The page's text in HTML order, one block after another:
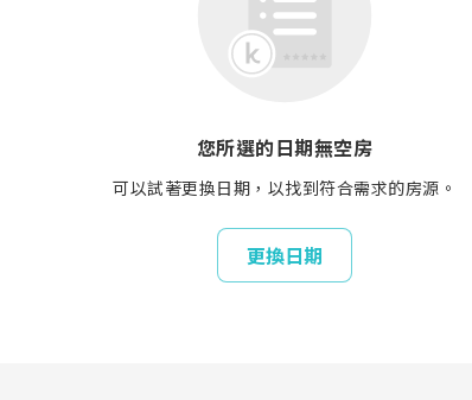
您所選的日期無空房
可以試著更換日期，以找到符合需求的房源。
更換日期